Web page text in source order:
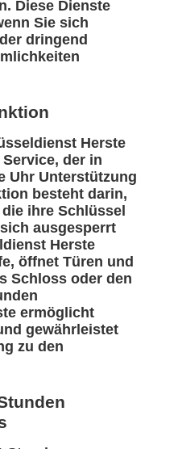
Diese Dienste
Sie sich
dringend
Herste
der in
Uhr Unterstützung
besteht darin,
ihre Schlüssel
ausgesperrt
Herste
öffnet Türen und
Schloss oder den
ermöglicht
gewährleistet
zu den